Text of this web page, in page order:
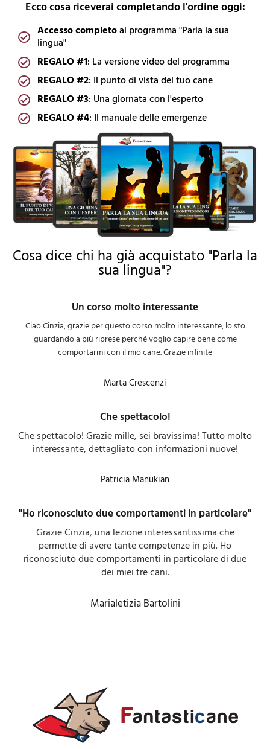
Ecco cosa riceverai completando l'ordine oggi:
Accesso completoal programma "Parla la sua
lingua"
REGALO #1: La versione video del programma
REGALO #2: Il punto di vista del tuo cane
REGALO #3: Una giornata con l'esperto
REGALO #4: Il manuale delle emergenze
Cosa dice chi ha già acquistato "Parla la
sua lingua"?
Un corso molto interessante
Ciao Cinzia, grazie per questo corso molto interessante, lo sto
guardando a più riprese perché voglio capire bene come
comportarmi con il mio cane. Grazie infinite
Marta Crescenzi
Che spettacolo!
Che spettacolo! Grazie mille, sei bravissima! Tutto molto
interessante, dettagliato con informazioni nuove!
Patricia Manukian
"Ho riconosciuto due comportamenti in particolare"
Grazie Cinzia, una lezione interessantissima che
permette di avere tante competenze in più. Ho
riconosciuto due comportamenti in particolare di due
dei miei tre cani.
Marialetizia Bartolini